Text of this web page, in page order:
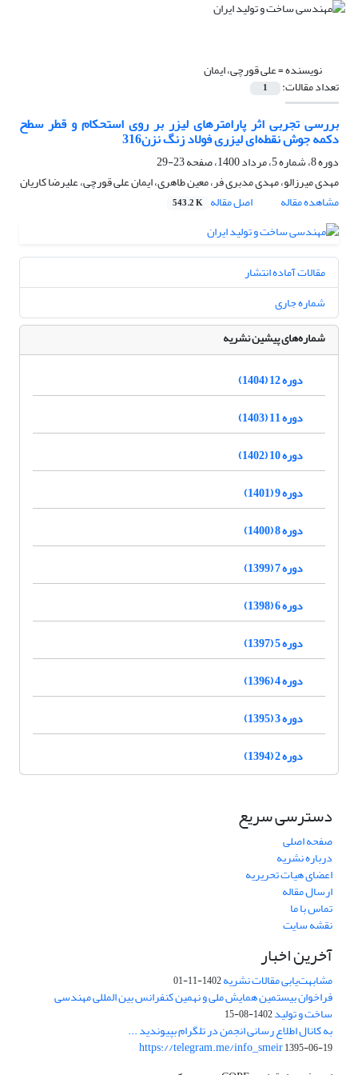
نویسنده =علی قورچی، ایمان
تعداد مقالات: 1
بررسی تجربی اثر پارامترهای لیزر بر روی استحکام و قطر سطح
دکمه جوش نقطه‌ای لیزری فولاد زنگ نزن316
دوره 8، شماره 5، مرداد 1400، صفحه
23-29
مهدی میرزالو، مهدی مدبری فر، معین طاهری، ایمان علی قورچی، علیرضا کاریان
مشاهده مقاله
اصل مقاله 543.2 K
مقالات آماده انتشار
شماره جاری
شماره‌های پیشین نشریه
دوره 12 (1404)
دوره 11 (1403)
دوره 10 (1402)
دوره 9 (1401)
دوره 8 (1400)
دوره 7 (1399)
دوره 6 (1398)
دوره 5 (1397)
دوره 4 (1396)
دوره 3 (1395)
دوره 2 (1394)
دسترسی سریع
صفحه اصلی
درباره نشریه
اعضای هیات تحریریه
ارسال مقاله
تماس با ما
نقشه سایت
آخرین اخبار
مشابهت‌یابی مقالات نشریه1402-11-01
فراخوان بیستمین همایش ملی و نهمین کنفرانس بین المللی مهندسی
ساخت و تولید1402-08-15
به کانال اطلاع رسانی انجمن در تلگرام بپیوندید ...
https://telegram.me/info_smeir1395-06-19